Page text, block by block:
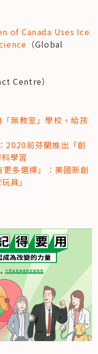
of Canada Uses Ice
（Global
Centre）
無教室」學校，給孩
2020前芬蘭推出「創
學習
更多選擇」：美國新創
具」